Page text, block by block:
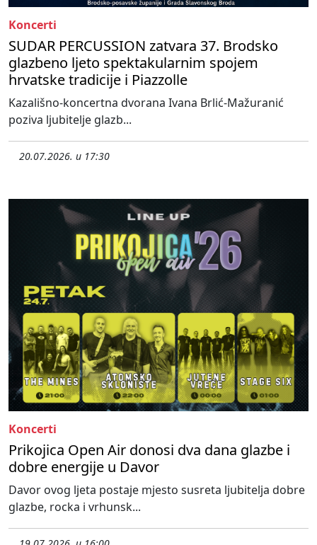
Koncerti
SUDAR PERCUSSION zatvara 37. Brodsko
glazbeno ljeto spektakularnim spojem
hrvatske tradicije i Piazzolle
Kazališno-koncertna dvorana Ivana Brlić-Mažuranić
poziva ljubitelje glazb...
20.07.2026. u 17:30
Koncerti
Prikojica Open Air donosi dva dana glazbe i
dobre energije u Davor
Davor ovog ljeta postaje mjesto susreta ljubitelja dobre
glazbe, rocka i vrhunsk...